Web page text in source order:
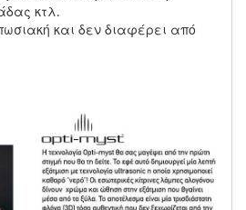
κτλ.
και δεν διαφέρει από